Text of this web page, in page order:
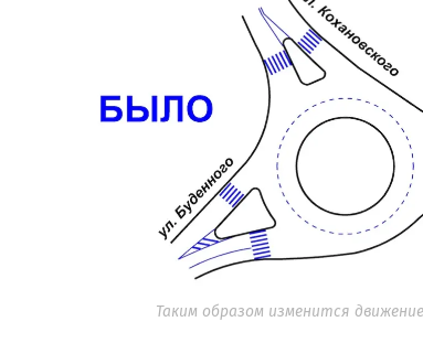
Таким образом изменится